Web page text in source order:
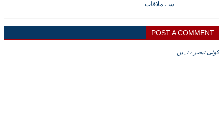
سے ملاقات
POST A COMMENT
کوئی تبصرے نہیں